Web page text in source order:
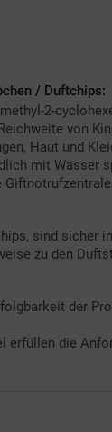
/ Duftchips:
2-
von
Haut und
mit Wasser
sind sicher
zu den
der
die